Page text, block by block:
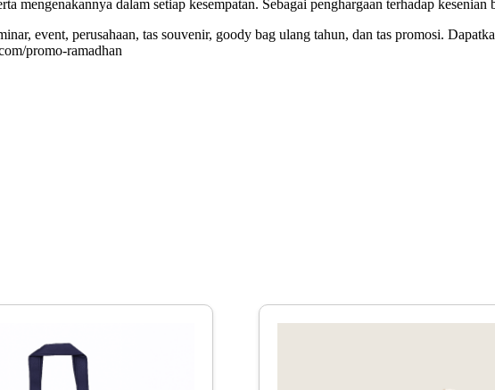
mengenakannya dalam setiap kesempatan. Sebagai penghargaan terhadap kesenian
event, perusahaan, tas souvenir, goody bag ulang tahun, dan tas promosi.
promo-ramadhan